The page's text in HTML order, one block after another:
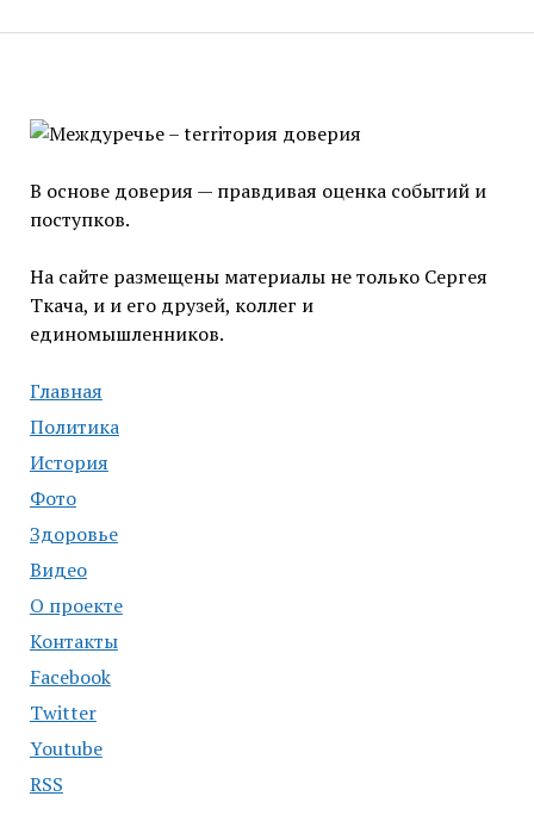
В основе доверия — правдивая оценка событий и
поступков.
На сайте размещены материалы не только Сергея
Ткача, и и его друзей, коллег и
единомышленников.
Главная
Политика
История
Фото
Здоровье
Видео
О проекте
Контакты
Facebook
Twitter
Youtube
RSS